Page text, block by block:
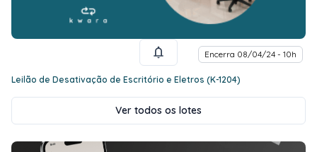
Encerra 08/04/24 - 10h
Leilão de Desativação de Escritório e Eletros (K-1204)
Ver todos os lotes